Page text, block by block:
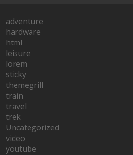
adventure
hardware
html
leisure
lorem
sticky
themegrill
train
travel
trek
Uncategorized
video
youtube